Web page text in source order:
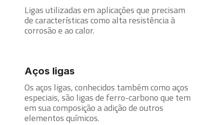
Ligas utilizadas em aplicações que precisam
de características como alta resistência à
corrosão e ao calor.
Aços ligas
Os aços ligas, conhecidos também como aços
especiais, são ligas de ferro-carbono que tem
em sua composição a adição de outros
elementos químicos.